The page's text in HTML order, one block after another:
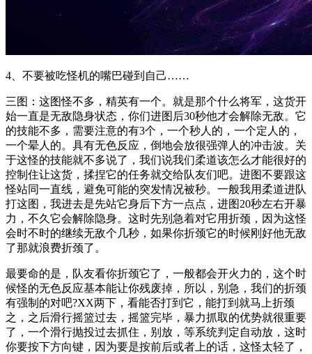
4、不要被吃怪机的嘴巴碰到自己……
三图：这图怪不多，精英有一个。就是那个什么将军，这货开
始一直是无敌隐身状态，你们进图后30秒他才会解除无敌。它
的技能不多，需要注意的有3个，一个秒人的，一个定人的，
一个晕人的。具有无色反应，倒地会放很强弹人的冲击波。关
于这怪的技能就不多说了，我们说我们柔道该怎么才能很好的
控制住让这货，揉捏它的任务就交给队友们吧。进图不要跟这
怪站同一直线，避免可能的突发情况被秒。一般我用柔道进队
打这图，我进去是先站它身后下方一点点，进图20秒左右开暴
力，不久它会解除隐身。这时先别急着对它用折颈，因为这怪
会时不时的继续无敌个几秒，如果你折颈它的时候刚好他无敌
了那就浪费折颈了。
最要命的是，队友看你折颈它了，一般都会开火力的，这个时
候怪的无色反应基本能让你残废掉，所以，别急，我们的折颈
有强制的对吧?XX两下，看能否打到它，能打到就马上折颈
之，之后滑行摇篮过去，摇篮完毕，暴力抓取的优势就很重要
了，一个滑行抛投过去抓住，别放，等系统判定自动放，这时
你要按下方向键，因为要是按前后或者上的话，这怪太轻了，